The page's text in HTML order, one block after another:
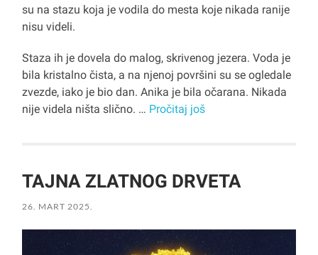
su na stazu koja je vodila do mesta koje nikada ranije
nisu videli.
Staza ih je dovela do malog, skrivenog jezera. Voda je
bila kristalno čista, a na njenoj površini su se ogledale
zvezde, iako je bio dan. Anika je bila očarana. Nikada
nije videla ništa slično. … Pročitaj još
TAJNA ZLATNOG DRVETA
26. MART 2025.